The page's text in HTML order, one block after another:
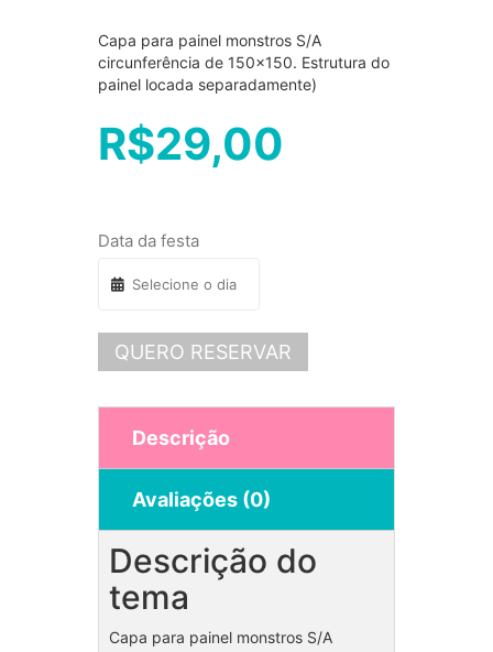
Capa para painel monstros S/A
circunferência de 150×150. Estrutura do
painel locada separadamente)
R$29,00
Data da festa
QUERO RESERVAR
Descrição
Avaliações (0)
Descrição do
tema
Capa para painel monstros S/A